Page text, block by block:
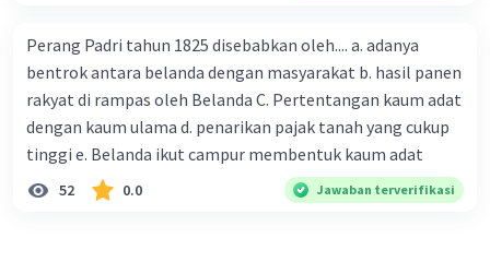
Perang Padri tahun 1825 disebabkan oleh.... a. adanya
bentrok antara belanda dengan masyarakat b. hasil panen
rakyat di rampas oleh Belanda C. Pertentangan kaum adat
dengan kaum ulama d. penarikan pajak tanah yang cukup
tinggi e. Belanda ikut campur membentuk kaum adat
52 0.0 Jawaban terverifikasi